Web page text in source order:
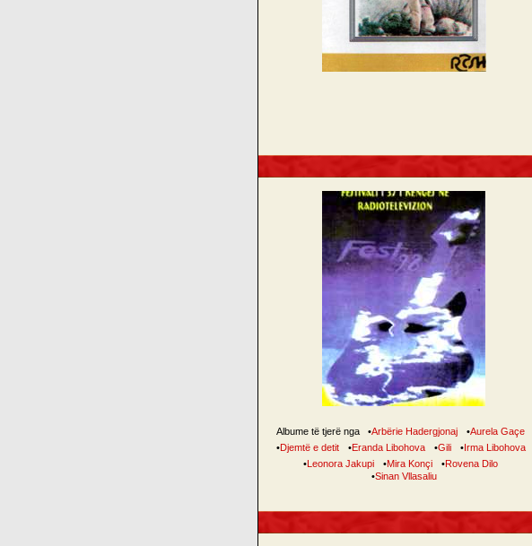
Albume të tjerë nga •Arbërie Hadergjonaj •Aurela Gaçe
•Djemtë e detit •Eranda Libohova •Gili •Irma Libohova
•Leonora Jakupi •Mira Konçi •Rovena Dilo
•Sinan Vllasaliu